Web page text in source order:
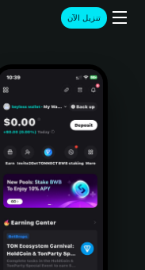
تنزيل الآن